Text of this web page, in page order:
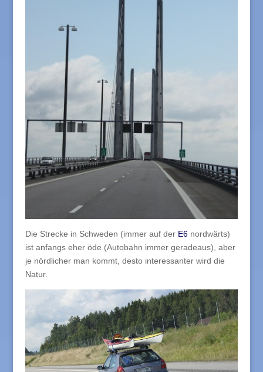
Die Strecke in Schweden (immer auf der E6nordwärts)
ist anfangs eher öde (Autobahn immer geradeaus), aber
je nördlicher man kommt, desto interessanter wird die
Natur.